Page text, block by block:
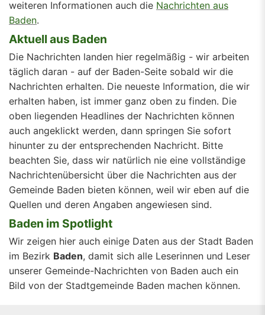
weiteren Informationen auch die Nachrichten aus
Baden.
Aktuell aus Baden
Die Nachrichten landen hier regelmäßig - wir arbeiten
täglich daran - auf der Baden-Seite sobald wir die
Nachrichten erhalten. Die neueste Information, die wir
erhalten haben, ist immer ganz oben zu finden. Die
oben liegenden Headlines der Nachrichten können
auch angeklickt werden, dann springen Sie sofort
hinunter zu der entsprechenden Nachricht. Bitte
beachten Sie, dass wir natürlich nie eine vollständige
Nachrichtenübersicht über die Nachrichten aus der
Gemeinde Baden bieten können, weil wir eben auf die
Quellen und deren Angaben angewiesen sind.
Baden im Spotlight
Wir zeigen hier auch einige Daten aus der Stadt Baden
im Bezirk Baden, damit sich alle Leserinnen und Leser
unserer Gemeinde-Nachrichten von Baden auch ein
Bild von der Stadtgemeinde Baden machen können.